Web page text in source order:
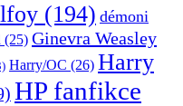
(194) démoni
(25) Ginevra Weasley
Harry/OC (26) Harry
HP fanfikce